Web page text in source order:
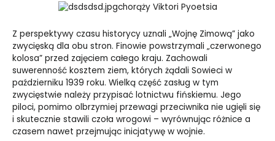
chorąży Viktori Pyoetsia
Z perspektywy czasu historycy uznali „Wojnę Zimową” jako
zwycięską dla obu stron. Finowie powstrzymali „czerwonego
kolosa” przed zajęciem całego kraju. Zachowali
suwerenność kosztem ziem, których żądali Sowieci w
październiku 1939 roku. Wielką część zasług w tym
zwycięstwie należy przypisać lotnictwu fińskiemu. Jego
piloci, pomimo olbrzymiej przewagi przeciwnika nie ugięli się
i skutecznie stawili czoła wrogowi – wyrównując różnice a
czasem nawet przejmując inicjatywę w wojnie.